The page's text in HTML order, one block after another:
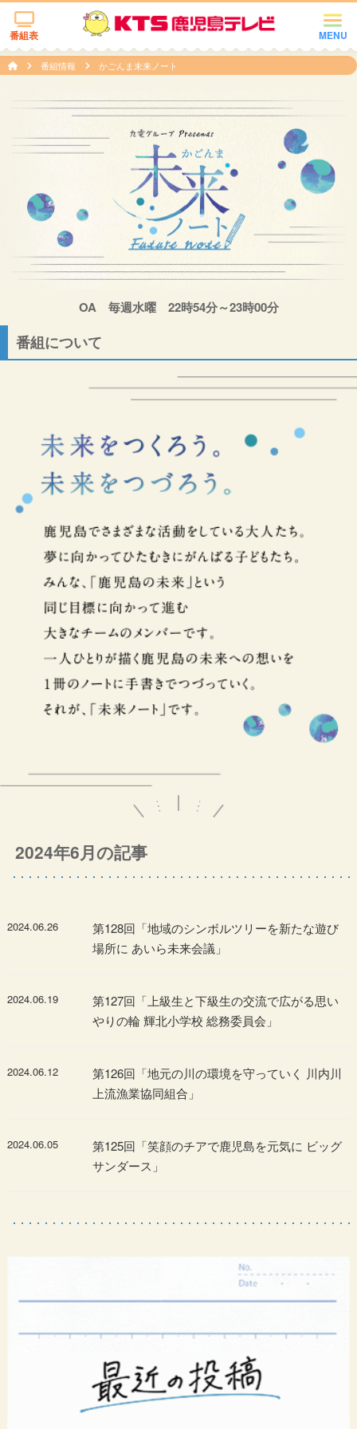
MENU
番組表
番組情報 かごんま未来ノート
OA 毎週水曜 22時54分～23時00分
番組について
2024年6月の記事
2024.06.26
第128回「地域のシンボルツリーを新たな遊び
場所に あいら未来会議」
2024.06.19
第127回「上級生と下級生の交流で広がる思い
やりの輪 輝北小学校 総務委員会」
2024.06.12
第126回「地元の川の環境を守っていく 川内川
上流漁業協同組合」
2024.06.05
第125回「笑顔のチアで鹿児島を元気に ビッグ
サンダース」